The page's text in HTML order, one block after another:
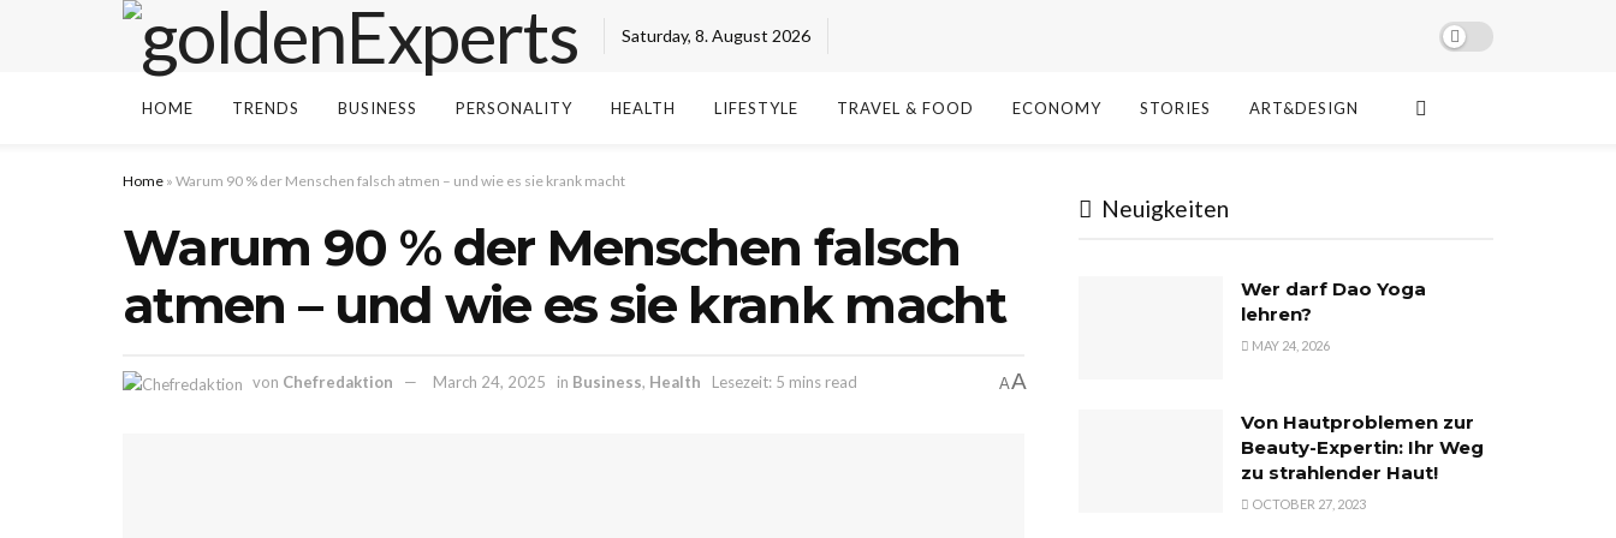
Saturday, 8. August 2026
HOME TRENDS BUSINESS PERSONALITY HEALTH LIFESTYLE TRAVEL & FOOD ECONOMY STORIES ART&DESIGN
Home » Warum 90 % der Menschen falsch atmen – und wie es sie krank macht
Warum 90 % der Menschen falsch
atmen – und wie es sie krank macht
von Chefredaktion March 24, 2025 in Business, Health Lesezeit: 5 mins read AA
Neuigkeiten
Wer darf Dao Yoga
lehren?
MAY 24, 2026
Von Hautproblemen zur
Beauty-Expertin: Ihr Weg
zu strahlender Haut!
OCTOBER 27, 2023